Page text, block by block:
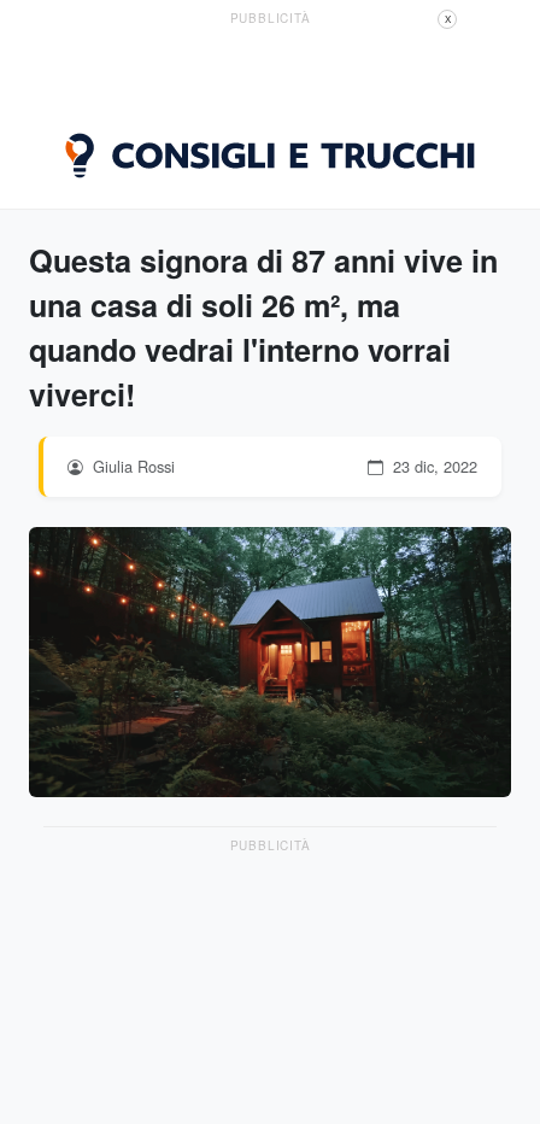
PUBBLICITÀ X
Questa signora di 87 anni vive in
una casa di soli 26 m², ma
quando vedrai l'interno vorrai
viverci!
Giulia Rossi 23 dic, 2022
PUBBLICITÀ